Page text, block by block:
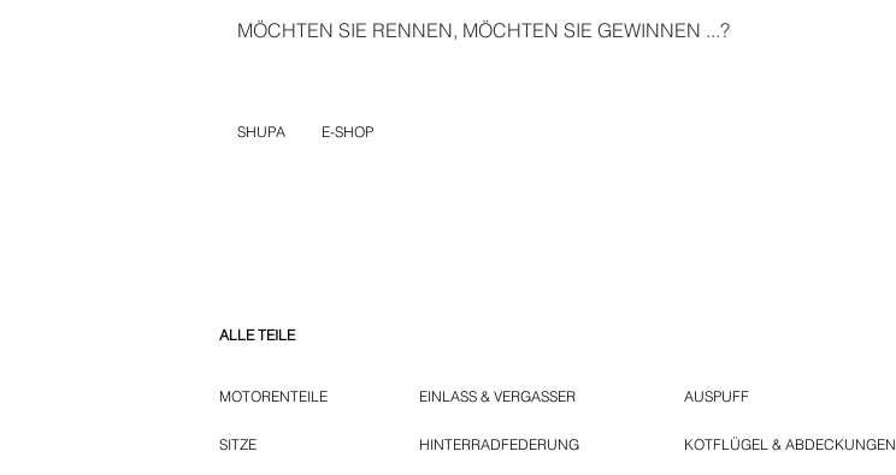
MÖCHTEN SIE RENNEN, MÖCHTEN SIE GEWINNEN ...?
SHUPA E-SHOP
ALLE TEILE
MOTORENTEILE
SITZE
EINLASS & VERGASSER
HINTERRADFEDERUNG
AUSPUFF
KOTFLÜGEL & ABDECKUNGEN